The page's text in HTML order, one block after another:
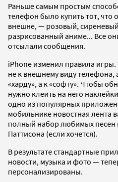
Раньше самым простым
телефон было купить тот, что
внешне, — розовый,
разрисованный аниме... Все
отсылали сообщения.
iPhone изменил правила игры.
не к внешнему виду телефона,
«харду», а к «софту». Чтобы
нужно клеить на него
одно из популярных
мобильнике новостная лента
полный набор любимых песен
Паттисона (если хочется).
В результате стандартные
новости, музыка и фото —
персонализированы.